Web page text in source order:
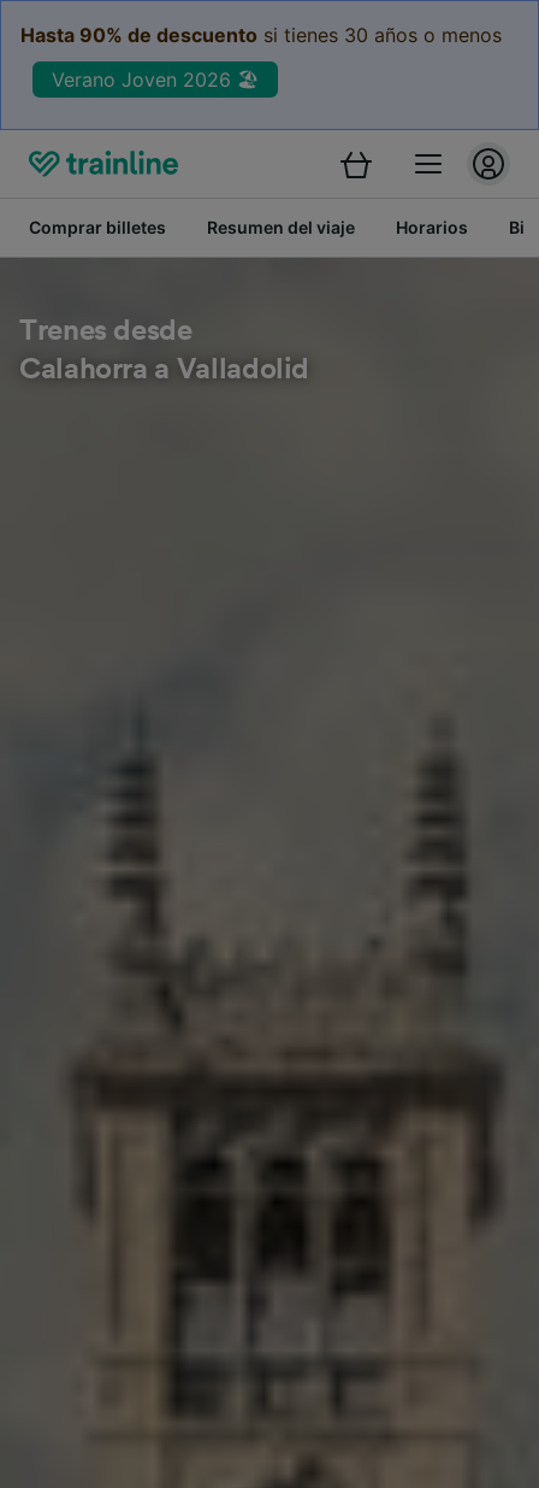
Hasta 90% de descuento si tienes 30 años o menos
Verano Joven 2026 🏖️
Comprar billetes Resumen del viaje Horarios
Trenes desde
Calahorra a Valladolid